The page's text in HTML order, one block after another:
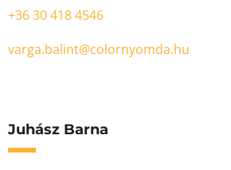
+36 30 418 4546
varga.balint@colornyomda.hu
Juhász Barna